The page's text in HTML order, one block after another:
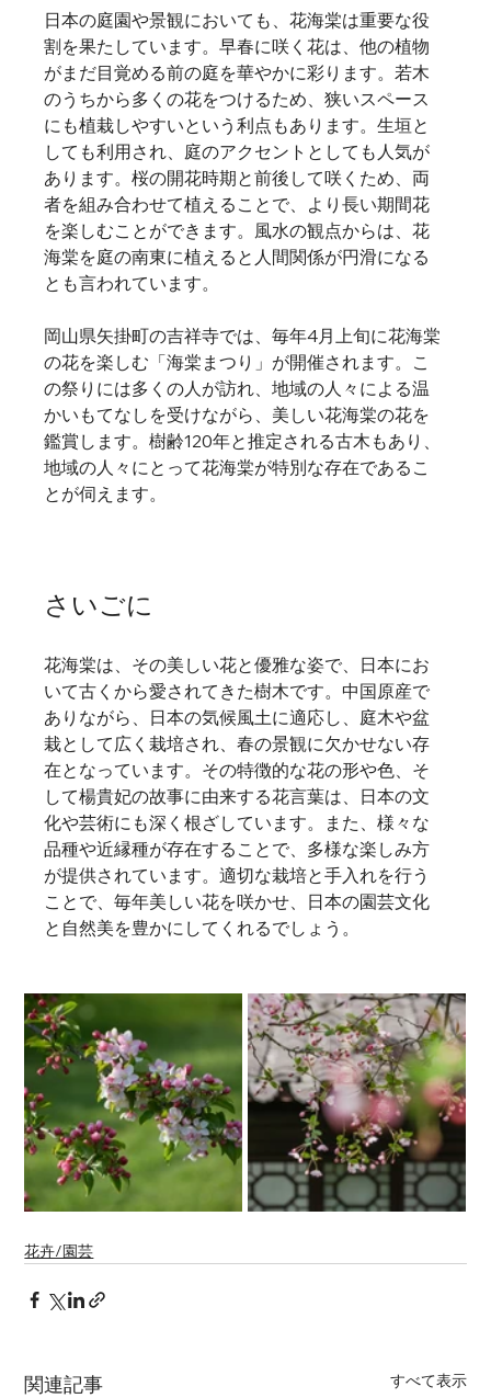
日本の庭園や景観においても、花海棠は重要な役
割を果たしています。早春に咲く花は、他の植物
がまだ目覚める前の庭を華やかに彩ります。若木
のうちから多くの花をつけるため、狭いスペース
にも植栽しやすいという利点もあります。生垣と
しても利用され、庭のアクセントとしても人気が
あります。桜の開花時期と前後して咲くため、両
者を組み合わせて植えることで、より長い期間花
を楽しむことができます。風水の観点からは、花
海棠を庭の南東に植えると人間関係が円滑になる
とも言われています。
岡山県矢掛町の吉祥寺では、毎年4月上旬に花海棠
の花を楽しむ「海棠まつり」が開催されます。こ
の祭りには多くの人が訪れ、地域の人々による温
かいもてなしを受けながら、美しい花海棠の花を
鑑賞します。樹齢120年と推定される古木もあり、
地域の人々にとって花海棠が特別な存在であるこ
とが伺えます。
さいごに
花海棠は、その美しい花と優雅な姿で、日本にお
いて古くから愛されてきた樹木です。中国原産で
ありながら、日本の気候風土に適応し、庭木や盆
栽として広く栽培され、春の景観に欠かせない存
在となっています。その特徴的な花の形や色、そ
して楊貴妃の故事に由来する花言葉は、日本の文
化や芸術にも深く根ざしています。また、様々な
品種や近縁種が存在することで、多様な楽しみ方
が提供されています。適切な栽培と手入れを行う
ことで、毎年美しい花を咲かせ、日本の園芸文化
と自然美を豊かにしてくれるでしょう。
花卉/園芸
関連記事 すべて表示